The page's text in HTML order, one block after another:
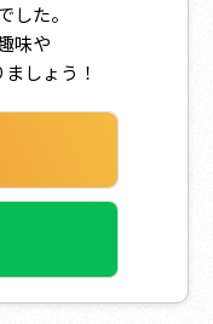
した。
味や
しょう！